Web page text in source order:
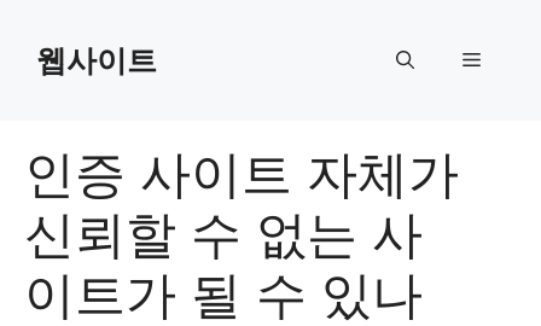
content웹사이트 Menu
인증 사이트 자체가
신뢰할 수 없는 사
이트가 될 수 있나